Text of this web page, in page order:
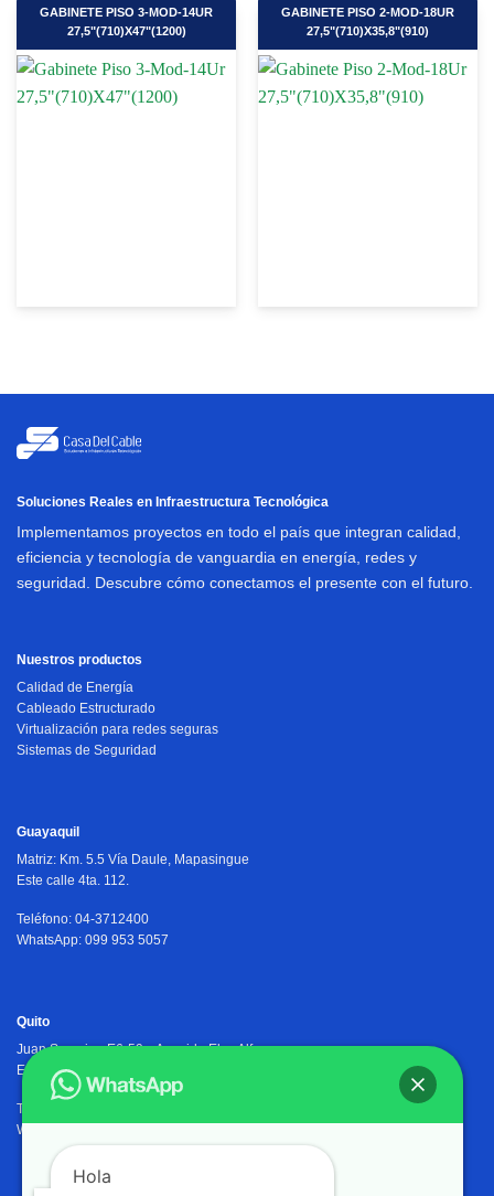
GABINETE PISO 3-MOD-14UR
27,5"(710)X47"(1200)
GABINETE PISO 2-MOD-18UR
27,5"(710)X35,8"(910)
Soluciones Reales en Infraestructura Tecnológica
Implementamos proyectos en todo el país que integran calidad,
eficiencia y tecnología de vanguardia en energía, redes y
seguridad. Descubre cómo conectamos el presente con el futuro.
Nuestros productos
Calidad de Energía
Cableado Estructurado
Virtualización para redes seguras
Sistemas de Seguridad
Guayaquil
Matriz: Km. 5.5 Vía Daule, Mapasingue
Este calle 4ta. 112.
Teléfono: 04-3712400
WhatsApp: 099 953 5057
Quito
Juan Severino E6-59 y Avenida Eloy Alfaro,
Edificio Osiris Plaza, PB.
Teléfono: 02-2905402
WhatsApp: 099 953 5057
Hola